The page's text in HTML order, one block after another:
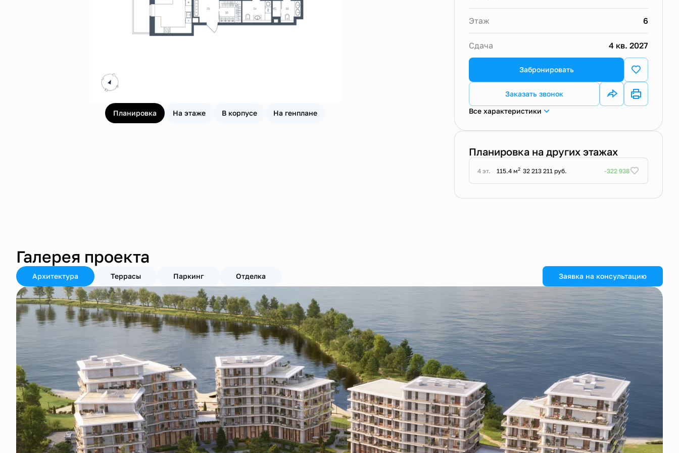
Планировка На этаже В корпусе На генплане
Этаж 6
Сдача 4 кв. 2027
Забронировать
Заказать звонок
Все характеристики
Планировка на других этажах
4 эт. 115.4 м2 32 213 211 руб. -322 938
Галерея проекта
Архитектура Террасы Паркинг Отделка Заявка на консультацию